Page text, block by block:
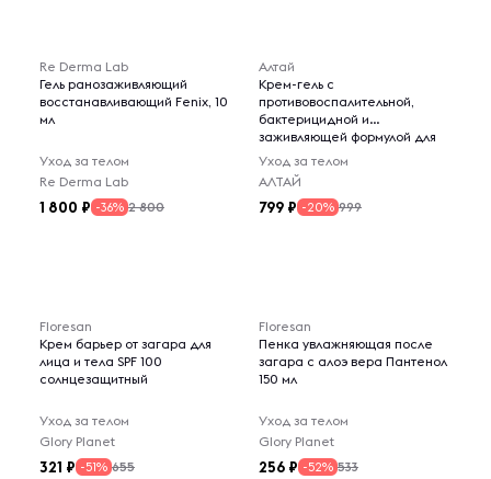
Re Derma Lab
Гель ранозаживляющий
восстанавливающий Fenix, 10
мл
Уход за телом
Re Derma Lab
1 800 -36% 2 800
Алтай
Крем-гель с
противовоспалительной,
бактерицидной и
заживляющей формулой для
восстановления кожных
покровов, 270 мл
Уход за телом
АЛТАЙ
799 -20% 999
Floresan
Крем барьер от загара для
лица и тела SPF 100
солнцезащитный
Уход за телом
Glory Planet
321 -51% 655
Floresan
Пенка увлажняющая после
загара с алоэ вера Пантенол
150 мл
Уход за телом
Glory Planet
256 -52% 533